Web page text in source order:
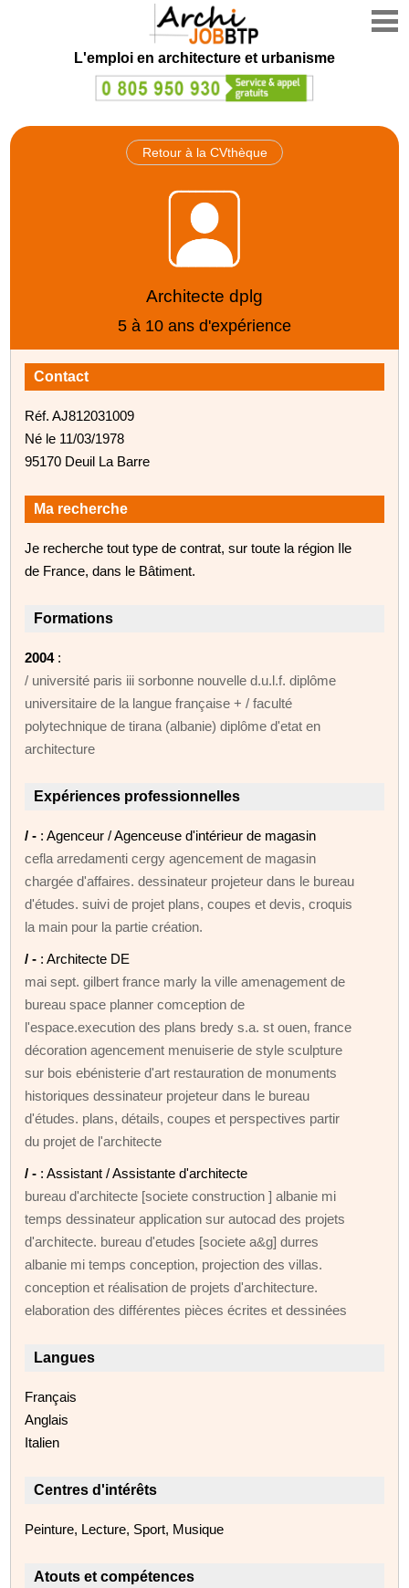
L'emploi en architecture et urbanisme
Retour à la CVthèque
Architecte dplg
5 à 10 ans d'expérience
Contact
Réf. AJ812031009
Né le 11/03/1978
95170 Deuil La Barre
Ma recherche
Je recherche tout type de contrat, sur toute la région Ile
de France, dans le Bâtiment.
Formations
2004:
/ université paris iii sorbonne nouvelle d.u.l.f. diplôme
universitaire de la langue française + / faculté
polytechnique de tirana (albanie) diplôme d'etat en
architecture
Expériences professionnelles
/ - : Agenceur / Agenceuse d'intérieur de magasin
cefla arredamenti cergy agencement de magasin
chargée d'affaires. dessinateur projeteur dans le bureau
d'études. suivi de projet plans, coupes et devis, croquis
la main pour la partie création.
/ - : Architecte DE
mai sept. gilbert france marly la ville amenagement de
bureau space planner comception de
l'espace.execution des plans bredy s.a. st ouen, france
décoration agencement menuiserie de style sculpture
sur bois ebénisterie d'art restauration de monuments
historiques dessinateur projeteur dans le bureau
d'études. plans, détails, coupes et perspectives partir
du projet de l'architecte
/ - : Assistant / Assistante d'architecte
bureau d'architecte [societe construction ] albanie mi
temps dessinateur application sur autocad des projets
d'architecte. bureau d'etudes [societe a&g] durres
albanie mi temps conception, projection des villas.
conception et réalisation de projets d'architecture.
elaboration des différentes pièces écrites et dessinées
Langues
Français
Anglais
Italien
Centres d'intérêts
Peinture, Lecture, Sport, Musique
Atouts et compétences